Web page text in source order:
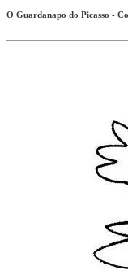
O Guardanapo do Picasso -